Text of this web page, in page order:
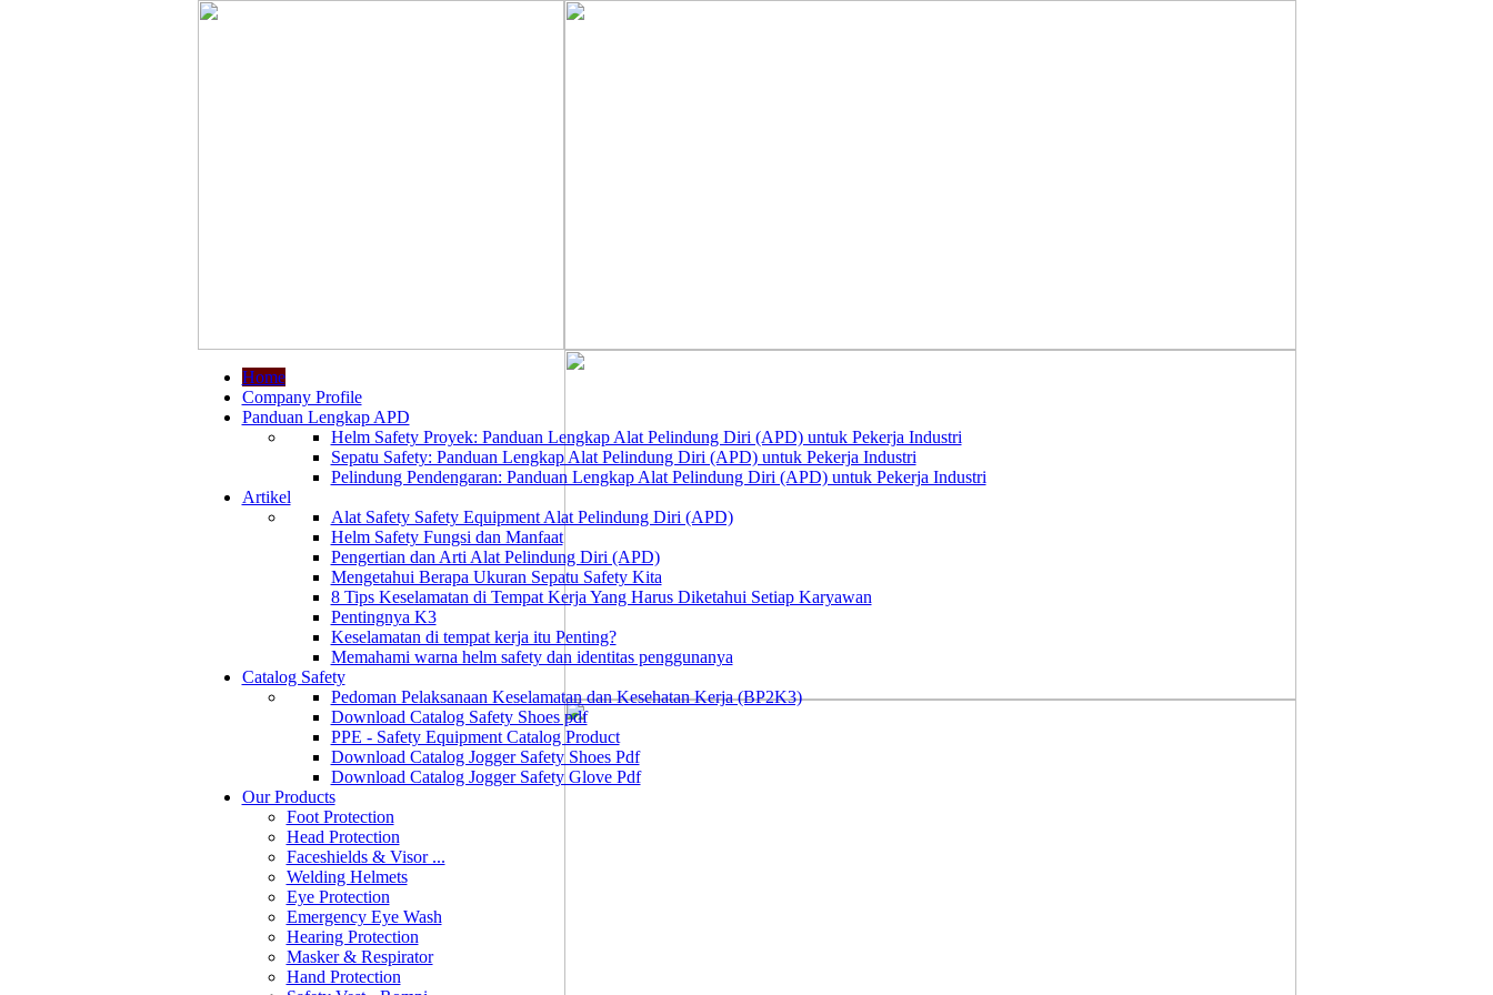
Home
Company Profile
Panduan Lengkap APD
Helm Safety Proyek: Panduan Lengkap Alat Pelindung Diri (APD) untuk Pekerja Industri
Sepatu Safety: Panduan Lengkap Alat Pelindung Diri (APD) untuk Pekerja Industri
Pelindung Pendengaran: Panduan Lengkap Alat Pelindung Diri (APD) untuk Pekerja Industri
Artikel
Alat Safety Safety Equipment Alat Pelindung Diri (APD)
Helm Safety Fungsi dan Manfaat
Pengertian dan Arti Alat Pelindung Diri (APD)
Mengetahui Berapa Ukuran Sepatu Safety Kita
8 Tips Keselamatan di Tempat Kerja Yang Harus Diketahui Setiap Karyawan
Pentingnya K3
Keselamatan di tempat kerja itu Penting?
Memahami warna helm safety dan identitas penggunanya
Catalog Safety
Pedoman Pelaksanaan Keselamatan dan Kesehatan Kerja (BP2K3)
Download Catalog Safety Shoes pdf
PPE - Safety Equipment Catalog Product
Download Catalog Jogger Safety Shoes Pdf
Download Catalog Jogger Safety Glove Pdf
Our Products
Foot Protection
Head Protection
Faceshields & Visor ...
Welding Helmets
Eye Protection
Emergency Eye Wash
Hearing Protection
Masker & Respirator
Hand Protection